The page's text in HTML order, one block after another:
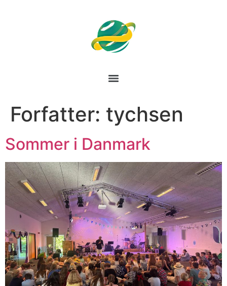
Forfatter: tychsen
Sommer i Danmark